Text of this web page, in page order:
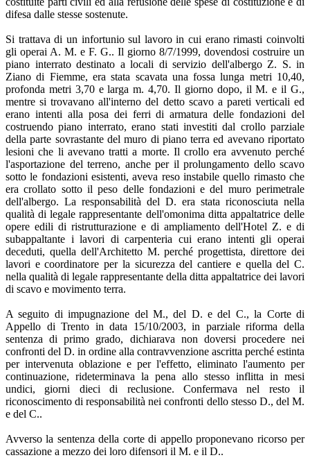
difesa dalle stesse sostenute.
Si trattava di un infortunio sul lavoro in cui erano rimasti coinvolti
gli operai A. M. e F. G.. Il giorno 8/7/1999, dovendosi costruire un
piano interrato destinato a locali di servizio dell'albergo Z. S. in
Ziano di Fiemme, era stata scavata una fossa lunga metri 10,40,
profonda metri 3,70 e larga m. 4,70. Il giorno dopo, il M. e il G.,
mentre si trovavano all'interno del detto scavo a pareti verticali ed
erano intenti alla posa dei ferri di armatura delle fondazioni del
costruendo piano interrato, erano stati investiti dal crollo parziale
della parte sovrastante del muro di piano terra ed avevano riportato
lesioni che li avevano tratti a morte. Il crollo era avvenuto perché
l'asportazione del terreno, anche per il prolungamento dello scavo
sotto le fondazioni esistenti, aveva reso instabile quello rimasto che
era crollato sotto il peso delle fondazioni e del muro perimetrale
dell'albergo. La responsabilità del D. era stata riconosciuta nella
qualità di legale rappresentante dell'omonima ditta appaltatrice delle
opere edili di ristrutturazione e di ampliamento dell'Hotel Z. e di
subappaltante i lavori di carpenteria cui erano intenti gli operai
deceduti, quella dell'Architetto M. perché progettista, direttore dei
lavori e coordinatore per la sicurezza del cantiere e quella del C.
nella qualità di legale rappresentante della ditta appaltatrice dei lavori
di scavo e movimento terra.
A seguito di impugnazione del M., del D. e del C., la Corte di
Appello di Trento in data 15/10/2003, in parziale riforma della
sentenza di primo grado, dichiarava non doversi procedere nei
confronti del D. in ordine alla contravvenzione ascritta perché estinta
per intervenuta oblazione e per l'effetto, eliminato l'aumento per
continuazione, rideterminava la pena allo stesso inflitta in mesi
undici, giorni dieci di reclusione. Confermava nel resto il
riconoscimento di responsabilità nei confronti dello stesso D., del M.
e del C..
Avverso la sentenza della corte di appello proponevano ricorso per
cassazione a mezzo dei loro difensori il M. e il D..